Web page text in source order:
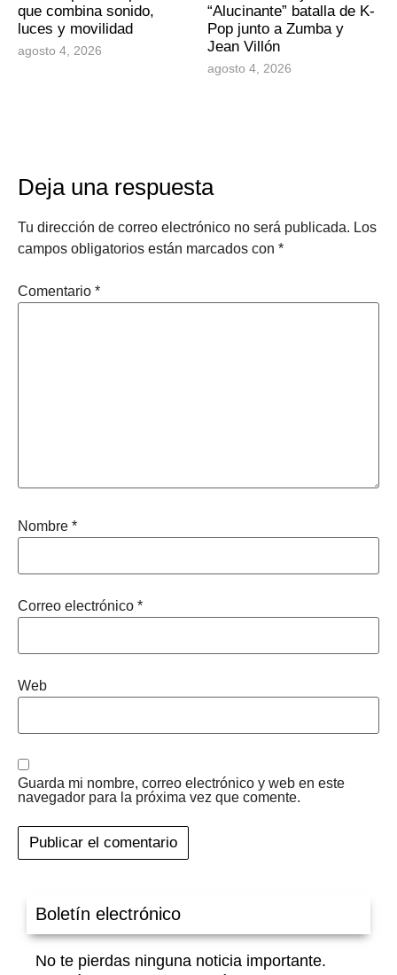
que combina sonido,
luces y movilidad
agosto 4, 2026
“Alucinante” batalla de K-
Pop junto a Zumba y
Jean Villón
agosto 4, 2026
Deja una respuesta
Tu dirección de correo electrónico no será publicada. Los
campos obligatorios están marcados con *
Comentario *
Nombre *
Correo electrónico *
Web
Guarda mi nombre, correo electrónico y web en este
navegador para la próxima vez que comente.
Boletín electrónico
No te pierdas ninguna noticia importante.